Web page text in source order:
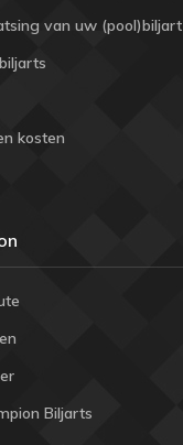
van uw (pool)biljart
kosten
Biljarts